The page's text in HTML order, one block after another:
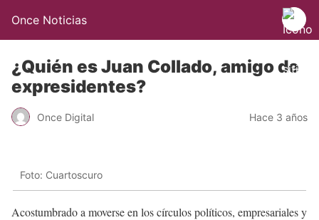
Once Noticias
¿Quién es Juan Collado, amigo de
expresidentes?
Once Digital Hace 3 años
Foto: Cuartoscuro
Acostumbrado a moverse en los círculos políticos, empresariales y